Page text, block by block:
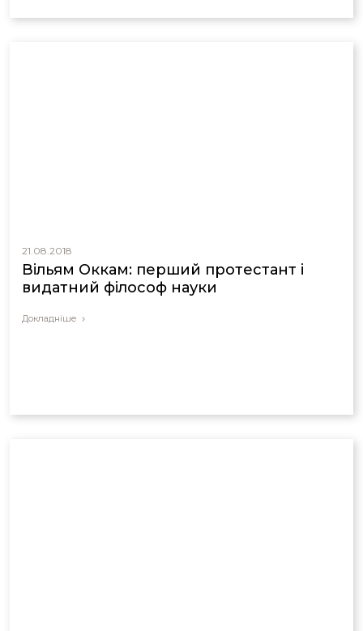
21.08.2018
Вільям Оккам: перший протестант і
видатний філософ науки
Докладніше